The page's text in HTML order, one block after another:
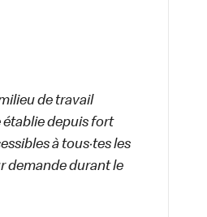
de travail
établie depuis fort
à tous·tes les
demande durant le